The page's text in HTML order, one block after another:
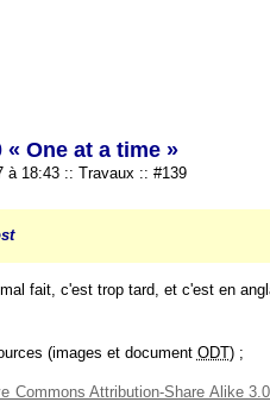
One at a time »
à 18:43 :: Travaux :: #139
fait, c'est trop tard, et c'est en
(images et document ODT) ;
Commons Attribution-Share Alike